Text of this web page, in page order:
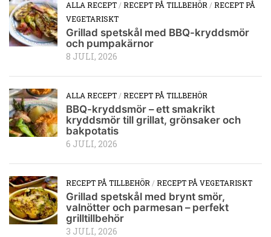
ALLA RECEPT /RECEPT PÅ TILLBEHÖR /RECEPT PÅ
VEGETARISKT
Grillad spetskål med BBQ-kryddsmör
och pumpakärnor
8 JULI, 2026
ALLA RECEPT /RECEPT PÅ TILLBEHÖR
BBQ-kryddsmör – ett smakrikt
kryddsmör till grillat, grönsaker och
bakpotatis
6 JULI, 2026
RECEPT PÅ TILLBEHÖR /RECEPT PÅ VEGETARISKT
Grillad spetskål med brynt smör,
valnötter och parmesan – perfekt
grilltillbehör
3 JULI, 2026